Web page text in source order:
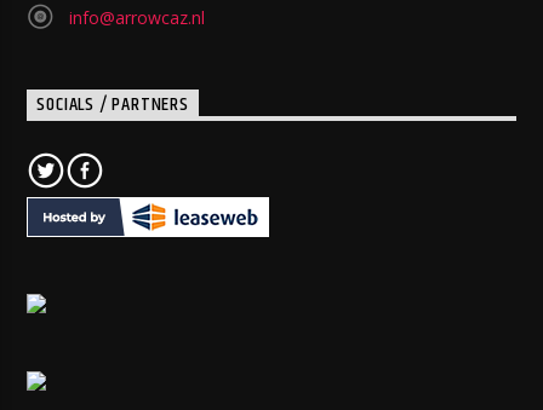
info@arrowcaz.nl
SOCIALS / PARTNERS